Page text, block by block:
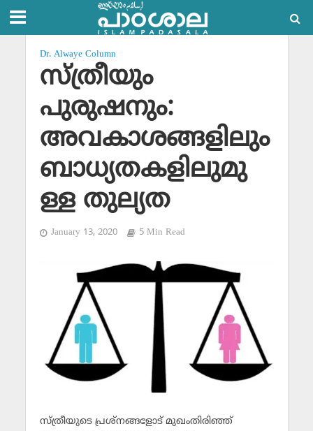
Dr. Alwaye Column
സ്ത്രീയും
പുരുഷനും:
അവകാശങ്ങളിലും
ബാധ്യതകളിലുമു
ള്ള തുല്യത
January 13, 2020 5 Min Read
സ്ത്രീയുടെ പ്രശ്‌നങ്ങളോട് മുഖംതിരിഞ്ഞ്